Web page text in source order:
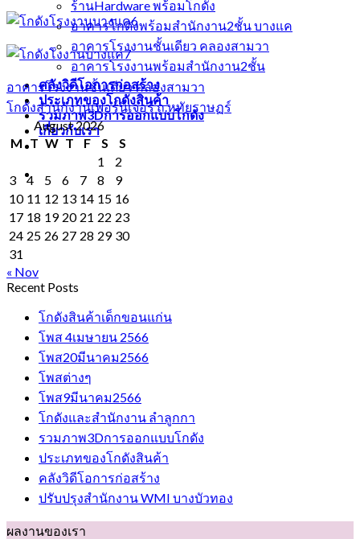
ร้านHardware พร้อมโกดัง
อาคารโกดังพร้อมสำนักงาน2ชั้น บางแค
อาคารโรงงานชั้นเดียว คลองสามวา
อาคารโรงงานพร้อมสำนักงาน2ชั้น
คลังวิดีโอการก่อสร้าง
ประเภทของโกดังสินค้า
รวมภาพ3Dการออกแบบโกดัง
เกี่ยวกับเรา
อาคารโรงงานชั้นเดียว คลองสามวา
โกดังสำนักงานเฟอร์นิเจอร์ ถ.หทัยราษฏร์
August 2026
M T W T F S
S
1
2
3
4 5 6 7 8
9
10 11 12 13 14 15 16
17 18 19 20 21 22 23
24 25 26 27 28 29 30
31
« Nov
Recent Posts
โกดังสินค้าเด็กขอนแก่น
โพส 4เมษายน 2566
โพส20มีนาคม2566
โพสต่างๆ
โพส9มีนาคม2566
โกดังและสำนักงาน ลำลูกกา
รวมภาพ3Dการออกแบบโกดัง
ประเภทของโกดังสินค้า
คลังวิดีโอการก่อสร้าง
ปรับปรุงสำนักงาน WMI บางบัวทอง
ผลงานของเรา